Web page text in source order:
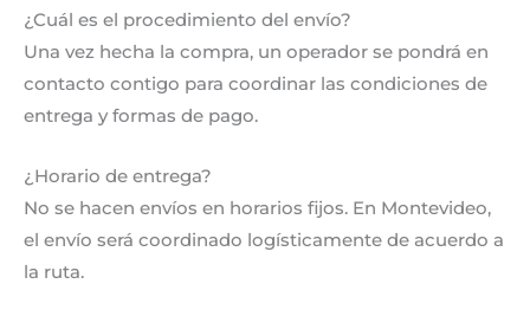
¿Cuál es el procedimiento del envío?
Una vez hecha la compra, un operador se pondrá en
contacto contigo para coordinar las condiciones de
entrega y formas de pago.
¿Horario de entrega?
No se hacen envíos en horarios fijos. En Montevideo,
el envío será coordinado logísticamente de acuerdo a
la ruta.